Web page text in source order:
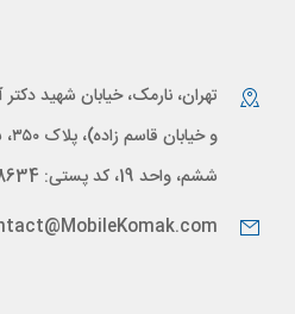
تهران، نارمک، خیابان شهید
و
ششم، واحد 19، کد پستی: 1646668634